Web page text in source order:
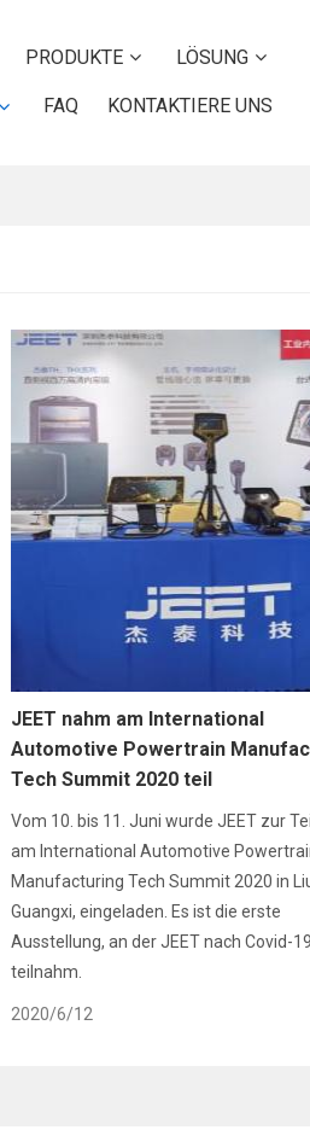
PRODUKTE LÖSUNG
FAQ KONTAKTIERE UNS
JEET nahm am International
Automotive Powertrain
Tech Summit 2020 teil
Vom 10. bis 11. Juni wurde JEET zur
am International Automotive
Manufacturing Tech Summit 2020 in
Guangxi, eingeladen. Es ist die erste
Ausstellung, an der JEET nach Covid-19
teilnahm.
2020/6/12